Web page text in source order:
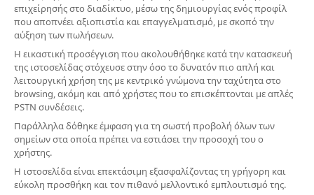
επιχείρησής στο διαδίκτυο, μέσω της δημιουργίας ενός προφίλ
που αποπνέει αξιοπιστία και επαγγελματισμό, με σκοπό την
αύξηση των πωλήσεων.
Η εικαστική προσέγγιση που ακολουθήθηκε κατά την κατασκευή
της ιστοσελίδας στόχευσε στην όσο το δυνατόν πιο απλή και
λειτουργική χρήση της με κεντρικό γνώμονα την ταχύτητα στο
browsing, ακόμη και από χρήστες που το επισκέπτονται με απλές
PSTN συνδέσεις.
Παράλληλα δόθηκε έμφαση για τη σωστή προβολή όλων των
σημείων στα οποία πρέπει να εστιάσει την προσοχή του ο
χρήστης.
Η ιστοσελίδα είναι επεκτάσιμη εξασφαλίζοντας τη γρήγορη και
εύκολη προσθήκη και τον πιθανό μελλοντικό εμπλουτισμό της.